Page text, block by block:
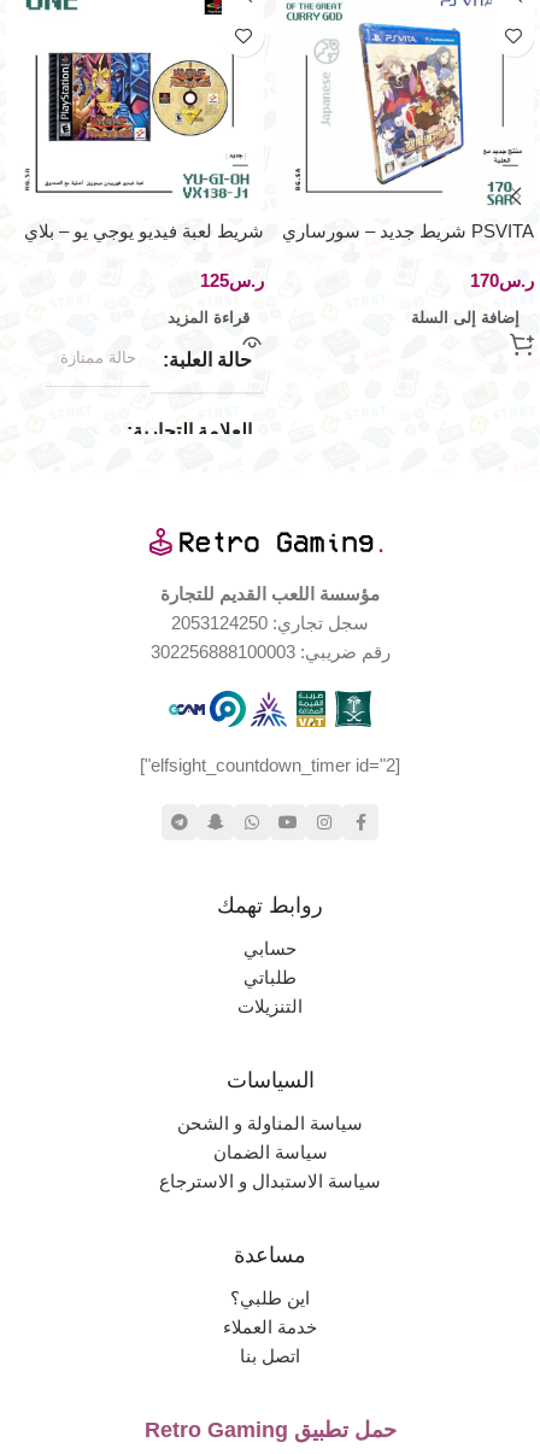
PSVITA شريط جديد – سورساري
ر.س
إضافة إلى السلة
شريط لعبة فيديو يوجي يو – بلاي
ر.س
قراءة المزيد
حالة العلبة حالة ممتازة
العلامة التجارية
الإصدار الجغرافي
حالة المنتج
مستخدم بحالة جيدة جدا
مؤسسة اللعب القديم للتجارة
سجل تجاري: 2053124250
رقم ضريبي: 302256888100003
[elfsight_countdown_timer id="2"]
روابط تهمك
حسابي
طلباتي
التنزيلات
السياسات
سياسة المناولة و الشحن
سياسة الضمان
سياسة الاستبدال و الاسترجاع
مساعدة
اين طلبي؟
خدمة العملاء
اتصل بنا
حمل تطبيق Retro Gaming